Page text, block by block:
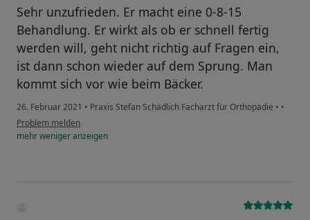
Sehr unzufrieden. Er macht eine 0-8-15
Behandlung. Er wirkt als ob er schnell fertig
werden will, geht nicht richtig auf Fragen ein,
ist dann schon wieder auf dem Sprung. Man
kommt sich vor wie beim Bäcker.
26. Februar 2021 • Praxis Stefan Schädlich Facharzt für Orthopädie • •
Problem melden
mehrwenigeranzeigen